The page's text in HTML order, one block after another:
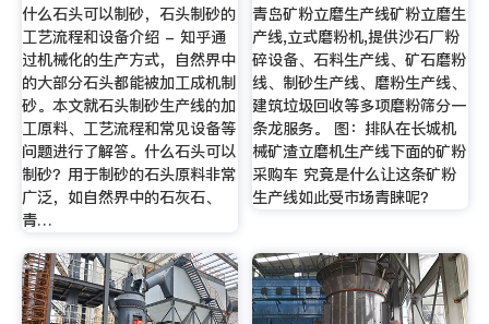
什么石头可以制砂，石头制砂的
工艺流程和设备介绍 - 知乎通
过机械化的生产方式，自然界中
的大部分石头都能被加工成机制
砂。本文就石头制砂生产线的加
工原料、工艺流程和常见设备等
问题进行了解答。什么石头可以
制砂？用于制砂的石头原料非常
广泛，如自然界中的石灰石、
青…
青岛矿粉立磨生产线矿粉立磨生
产线,立式磨粉机,提供沙石厂粉
碎设备、石料生产线、矿石磨粉
线、制砂生产线、磨粉生产线、
建筑垃圾回收等多项磨粉筛分一
条龙服务。 图：排队在长城机
械矿渣立磨机生产线下面的矿粉
采购车 究竟是什么让这条矿粉
生产线如此受市场青睐呢？